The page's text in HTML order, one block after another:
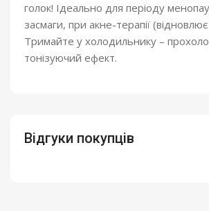
голок! Ідеально для періоду
засмаги, при акне-терапії (відновлює
Тримайте у холодильнику –
тонізуючий ефект.
Відгуки покупців